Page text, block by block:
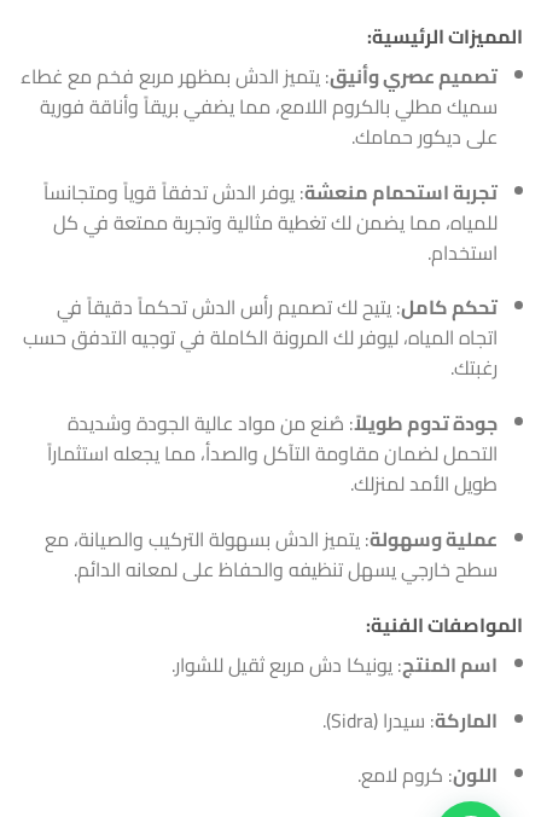
المميزات الرئيسية:
تصميم عصري وأنيق: يتميز الدش بمظهر مربع فخم مع غطاء
سميك مطلي بالكروم اللامع، مما يضفي بريقاً وأناقة فورية
على ديكور حمامك.
تجربة استحمام منعشة: يوفر الدش تدفقاً قوياً ومتجانساً
للمياه، مما يضمن لك تغطية مثالية وتجربة ممتعة في كل
استخدام.
تحكم كامل: يتيح لك تصميم رأس الدش تحكماً دقيقاً في
اتجاه المياه، ليوفر لك المرونة الكاملة في توجيه التدفق حسب
رغبتك.
جودة تدوم طويلاً: صُنع من مواد عالية الجودة وشديدة
التحمل لضمان مقاومة التآكل والصدأ، مما يجعله استثماراً
طويل الأمد لمنزلك.
عملية وسهولة: يتميز الدش بسهولة التركيب والصيانة، مع
سطح خارجي يسهل تنظيفه والحفاظ على لمعانه الدائم.
المواصفات الفنية:
اسم المنتج: يونيكا دش مربع ثقيل للشوار.
الماركة: سيدرا (Sidra).
اللون: كروم لامع.